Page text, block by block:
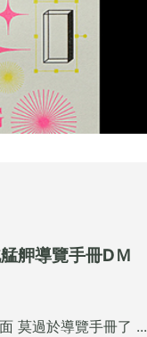
舺導覽手冊DＭ
莫過於導覽手冊了 ...